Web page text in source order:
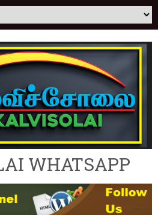
WHATSAPP